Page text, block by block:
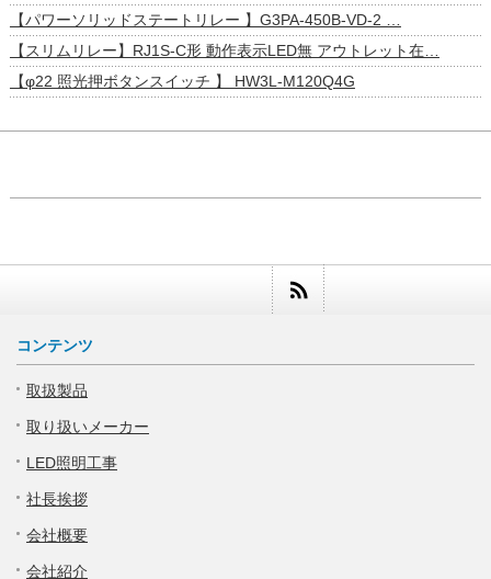
【パワーソリッドステートリレー 】G3PA-450B-VD-2 …
【スリムリレー】RJ1S-C形 動作表示LED無 アウトレット在…
【φ22 照光押ボタンスイッチ 】 HW3L-M120Q4G
コンテンツ
取扱製品
取り扱いメーカー
LED照明工事
社長挨拶
会社概要
会社紹介